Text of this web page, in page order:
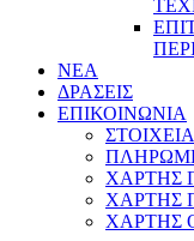
NEA
ΔΡΑΣΕΙΣ
ΕΠΙΚΟΙΝΩΝΙΑ
ΧΑΡΤΗΣ
ΧΑΡΤΗΣ
ΧΑΡΤΗΣ